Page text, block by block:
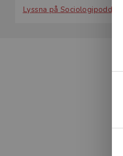
Lyssna på Sociologipodden